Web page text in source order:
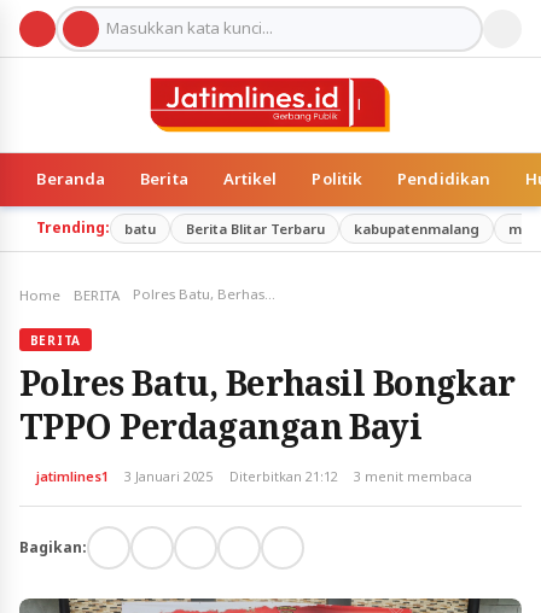
Beranda Berita Artikel Politik Pendidikan
Trending: batu Berita Blitar Terbaru kabupatenmalang
Home BERITA
BERITA
Polres Batu, Berhasil Bongkar
TPPO Perdagangan Bayi
jatimlines1 3 Januari 2025 Diterbitkan 21:12 3 menit membaca
Bagikan: